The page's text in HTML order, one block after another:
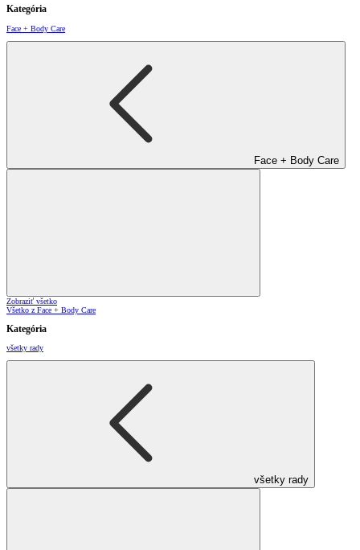
Kategória
Face + Body Care
Face + Body Care
Zobraziť všetko
Všetko z Face + Body Care
Kategória
všetky rady
všetky rady